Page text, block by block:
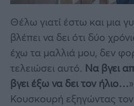
Θέλω γιατί έστω και μια
βλέπει να δει ότι δύο
έχω τα μαλλιά μου, δεν
τελειώσει αυτό. Να βγει
βγει έξω να δει τον ήλιο…
Κουσκουρή εξηγώντας